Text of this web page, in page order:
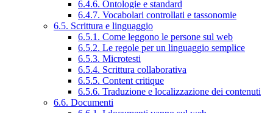
6.4.6. Ontologie e standard
6.4.7. Vocabolari controllati e tassonomie
6.5. Scrittura e linguaggio
6.5.1. Come leggono le persone sul web
6.5.2. Le regole per un linguaggio semplice
6.5.3. Microtesti
6.5.4. Scrittura collaborativa
6.5.5. Content critique
6.5.6. Traduzione e localizzazione dei contenuti
6.6. Documenti